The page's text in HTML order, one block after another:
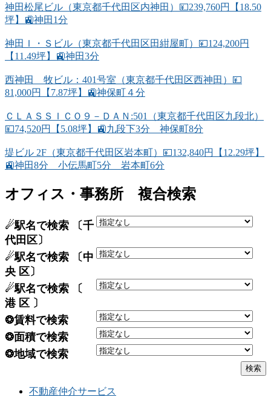
神田松尾ビル（東京都千代田区内神田）💴239,760円【18.50
坪】🚉神田1分
神田Ｉ・Ｓビル（東京都千代田区田紺屋町）💴124,200円
【11.49坪】🚉神田3分
西神田 牧ビル：401号室（東京都千代田区西神田）💴
81,000円【7.87坪】🚉神保町４分
ＣＬＡＳＳＩＣＯ９－ＤＡＮ:501（東京都千代田区九段北）
💴74,520円【5.08坪】🚉九段下3分 神保町8分
堤ビル 2F（東京都千代田区岩本町）💴132,840円【12.29坪】
🚉神田8分 小伝馬町5分 岩本町6分
オフィス・事務所 複合検索
☄駅名で検索 〔千
代田区〕
☄駅名で検索 〔中
央 区〕
☄駅名で検索 〔
港 区 〕
❂賃料で検索
❂面積で検索
❂地域で検索
不動産仲介サービス